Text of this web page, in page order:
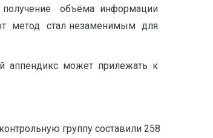
получение объёма информации
метод стал незаменимым для
аппендикс может прилежать к
группу составили 258